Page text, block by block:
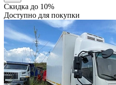
Скидка до 10%
Доступно для покупки